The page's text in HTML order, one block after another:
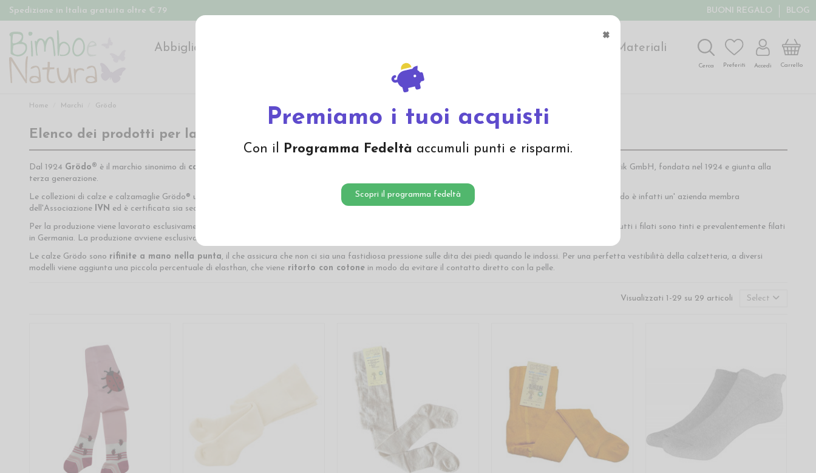
×
Premiamo i tuoi acquisti
Con il Programma Fedeltà accumuli punti e risparmi.
Scopri il programma fedeltà
Spedizione in Italia gratuita oltre € 79 BUONI REGALO BLOG
Abbigliamento
Materiali
Offerte
Cerca Preferiti Accedi Carrello
Home Marchi Grödo
Elenco dei prodotti per la marca Grödo
Dal 1924 Grödo® è il marchio sinonimo di calze e calzamaglie naturali
per bambini e adulti realizzate dall'azienda tedesca Wilhelm Grözinger Strumpffabrik GmbH, fondata nel 1924 e giunta alla
terza generazione.
Le collezioni di calze e calzamaglie Grödo® utilizzano solo fibre naturali ed ecologhee vengono prodotte in accordo con i più alti standard qualitativi. Grödo è infatti un' azienda membra
dell'Associazione IVN ed è certificata sia secondo le direttive IVN sia secondo il GOTS.
Per la produzione viene lavorato esclusivamente
proveniente da allevamenti biologici controllati. Tutti i filati sono tinti e prevalentemente filati
in Germania. La produzione avviene esclusivamente nei paesi dell'UE.
Le calze Grödo sono rifinite a mano nella punta, il che assicura che non ci sia una fastidiosa pressione sulle dita dei piedi quando le indossi. Per una perfetta vestibilità della calzetteria, a diversi
modelli viene aggiunta una piccola percentuale di elasthan, che vieneritorto con cotonein modo da evitare il contatto diretto con la pelle.
Visualizzati 1-29 su 29 articoli Select